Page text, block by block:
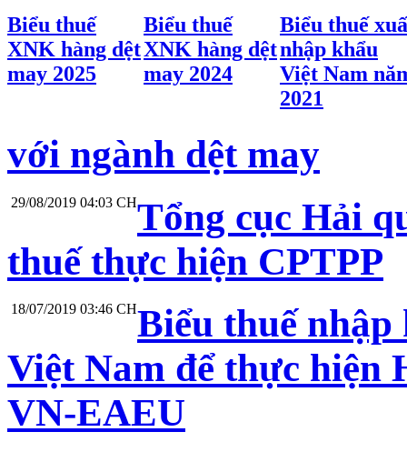
Biểu thuế
XNK hàng dệt
may 2025
Biểu thuế
XNK hàng dệt
may 2024
Biểu thuế
nhập khẩu
Việt Nam
2021
với ngành dệt may
29/08/2019 04:03 CHTổng cục Hải
thuế thực hiện CPTPP
18/07/2019 03:46 CHBiểu thuế
Việt Nam để thực hiện
VN-EAEU